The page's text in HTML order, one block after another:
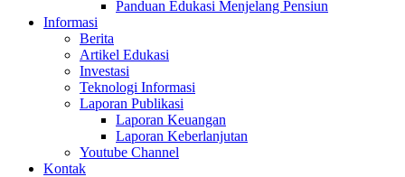
Panduan Edukasi Menjelang Pensiun
Informasi
Berita
Artikel Edukasi
Investasi
Teknologi Informasi
Laporan Publikasi
Laporan Keuangan
Laporan Keberlanjutan
Youtube Channel
Kontak